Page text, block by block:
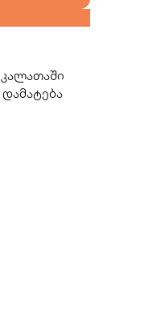
კალათაში
დამატება